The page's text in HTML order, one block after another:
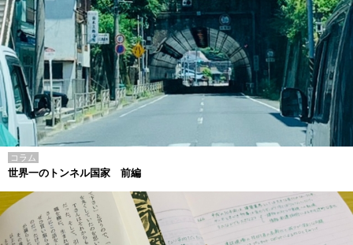
コラム
世界一のトンネル国家 前編